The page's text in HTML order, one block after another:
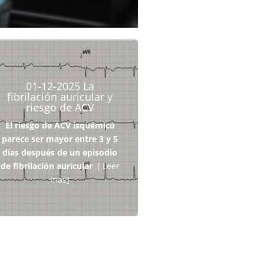
01-12-2025 La
fibrilación auricular y
riesgo de ACV
El riesgo de ACV isquémico
parece ser mayor entre 3 y 5
días después de un episodio
de fibrilación auricular .[ Leer
mas]
El riesgo de ACV isquémico
parece ser mayor entre 3 y 5
días después de un episodio
de fibrilación auricular
.[ Leer
mas]
Leer Mas